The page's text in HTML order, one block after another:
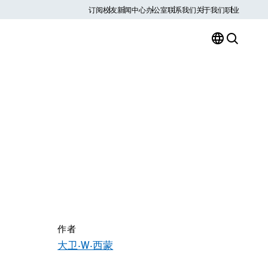
订阅校友新闻中心办公室联系我们关于我们职业
作者
大卫·W·西蒙